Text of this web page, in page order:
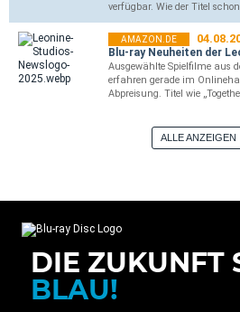
verfügbar. Wie der Titel
AMAZON.DE
Blu-ray Neuheiten der
Ausgewählte Spielfilme aus
erfahren gerade im
Abpreisung. Titel wie
ALLE ANZEIGEN
DIE ZUKUNFT
BLAU!